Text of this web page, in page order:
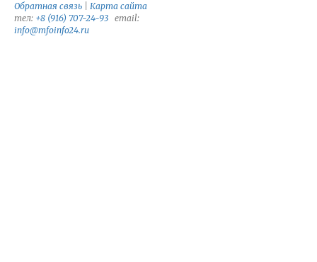
Обратная связь
Карта сайта
тел: +8 (916) 707-24-93 email:
info@mfoinfo24.ru